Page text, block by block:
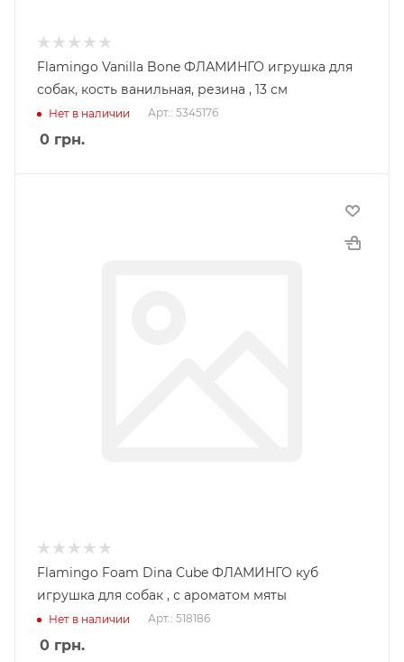
Flamingo Vanilla Bone ФЛАМИНГО игрушка для
собак, кость ванильная, резина , 13 см
Нет в наличии Арт.: 5345176
0 грн.
Flamingo Foam Dina Cube ФЛАМИНГО куб
игрушка для собак , с ароматом мяты
Нет в наличии Арт.: 518186
0 грн.